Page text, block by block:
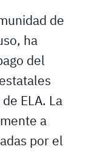
de
ha
del
ELA. La
a
por el